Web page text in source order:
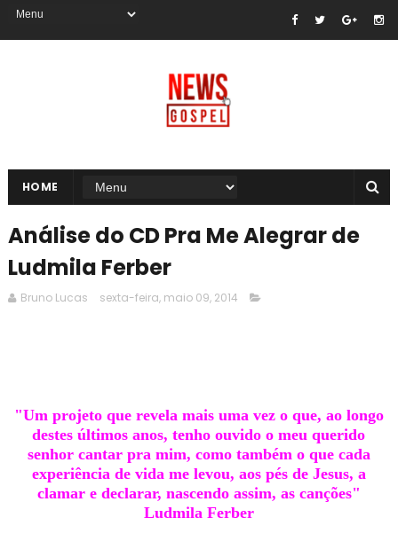
HOME
Análise do CD Pra Me Alegrar de
Ludmila Ferber
Bruno Lucas sexta-feira, maio 09, 2014
"Um projeto que revela mais uma vez o que, ao longo
destes últimos anos, tenho ouvido o meu querido
senhor cantar pra mim, como também o que cada
experiência de vida me levou, aos pés de Jesus, a
clamar e declarar, nascendo assim, as canções"
Ludmila Ferber